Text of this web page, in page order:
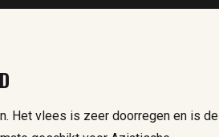
Het vlees is zeer doorregen en is de